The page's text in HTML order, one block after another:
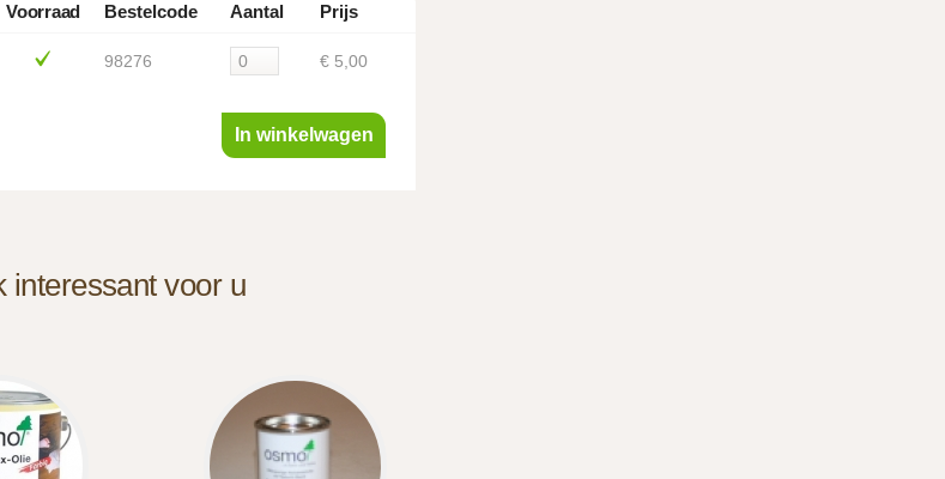
Voorraad Bestelcode Aantal Prijs
98276 € 5,00
In winkelwagen
interessant voor u